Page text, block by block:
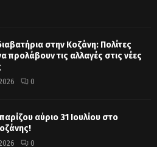
στην Κοζάνη: Πολίτες
προλάβουν τις αλλαγές στις νέες
0
αύριο 31 Ιουλίου στο
0